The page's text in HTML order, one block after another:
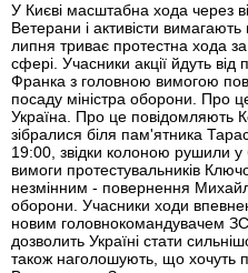
У Києві масштабна хода через
Ветерани і активісти вимагають
липня триває протестна хода
сфері. Учасники акції йдуть
Франка з головною вимогою
посаду міністра оборони. Про
Україна. Про це повідомляють
зібралися біля пам'ятника
19:00, звідки колоною рушили у
вимоги протестувальників
незмінним - повернення
оборони. Учасники ходи
новим головнокомандувачем
дозволить Україні стати
також наголошують, що хочуть